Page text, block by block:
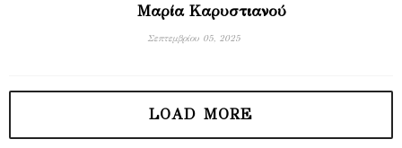
Μαρία Καρυστιανού
Σεπτεμβρίου 05, 2025